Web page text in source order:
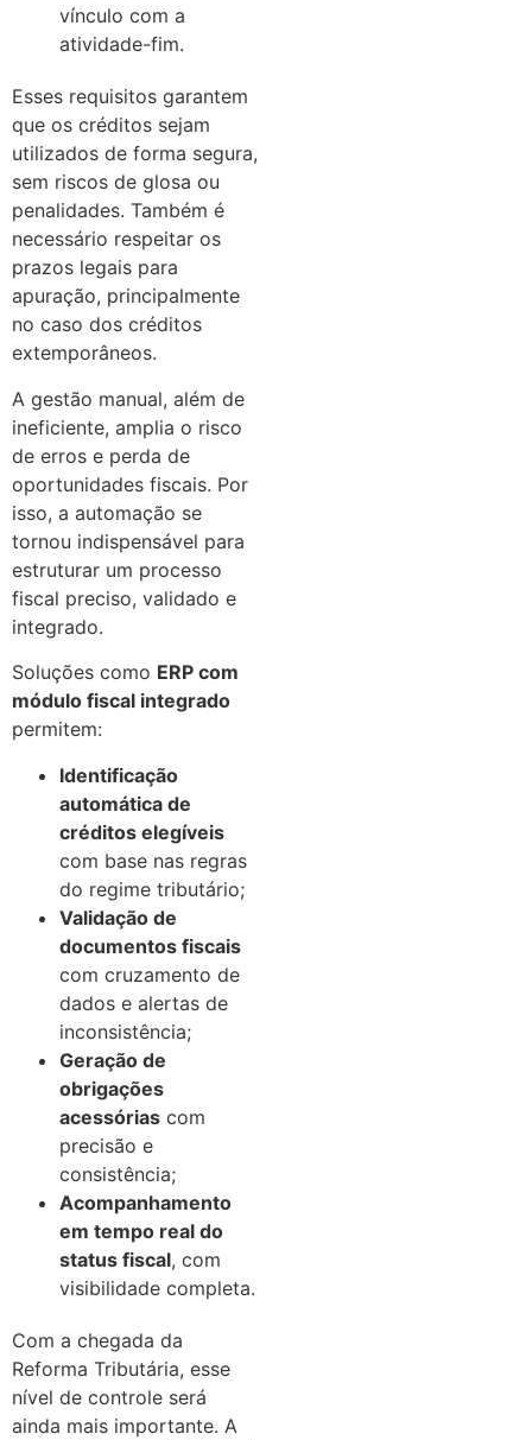
vínculo com a
atividade-fim.
Esses requisitos garantem
que os créditos sejam
utilizados de forma segura,
sem riscos de glosa ou
penalidades. Também é
necessário respeitar os
prazos legais para
apuração, principalmente
no caso dos créditos
extemporâneos.
A gestão manual, além de
ineficiente, amplia o risco
de erros e perda de
oportunidades fiscais. Por
isso, a automação se
tornou indispensável para
estruturar um processo
fiscal preciso, validado e
integrado.
Soluções como ERP com
módulo fiscal integrado
permitem:
Identificação
automática de
créditos elegíveis
com base nas regras
do regime tributário;
Validação de
documentos fiscais
com cruzamento de
dados e alertas de
inconsistência;
Geração de
obrigações
acessórias com
precisão e
consistência;
Acompanhamento
em tempo real do
status fiscal, com
visibilidade completa.
Com a chegada da
Reforma Tributária, esse
nível de controle será
ainda mais importante. A